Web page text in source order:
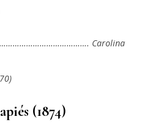
Carolina
(1874)